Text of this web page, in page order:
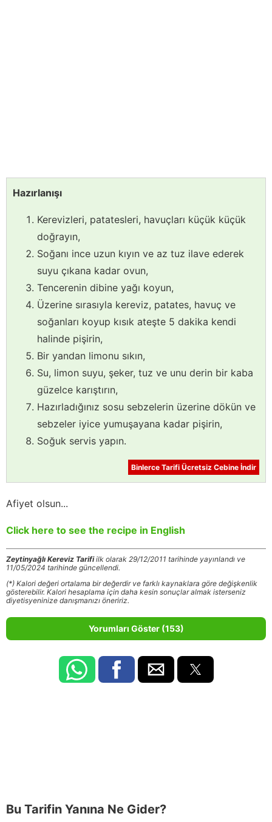
Hazırlanışı
Kerevizleri, patatesleri, havuçları küçük küçük
doğrayın,
Soğanı ince uzun kıyın ve az tuz ilave ederek
suyu çıkana kadar ovun,
Tencerenin dibine yağı koyun,
Üzerine sırasıyla kereviz, patates, havuç ve
soğanları koyup kısık ateşte 5 dakika kendi
halinde pişirin,
Bir yandan limonu sıkın,
Su, limon suyu, şeker, tuz ve unu derin bir kaba
güzelce karıştırın,
Hazırladığınız sosu sebzelerin üzerine dökün ve
sebzeler iyice yumuşayana kadar pişirin,
Soğuk servis yapın.
Binlerce Tarifi Ücretsiz Cebine İndir
Afiyet olsun...
Click here to see the recipe in English
Zeytinyağlı Kereviz Tarifiilk olarak 29/12/2011 tarihinde yayınlandı ve
11/05/2024 tarihinde güncellendi.
(*) Kalori değeri ortalama bir değerdir ve farklı kaynaklara göre değişkenlik
gösterebilir. Kalori hesaplama için daha kesin sonuçlar almak isterseniz
diyetisyeninize danışmanızı öneririz.
Yorumları Göster (153)
Bu Tarifin Yanına Ne Gider?